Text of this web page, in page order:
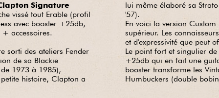
Signature
vissé tout Erable (profil
avec booster +25db,
+ accessoires.
sorti des ateliers Fender
de sa Blackie
1973 à 1985),
histoire, Clapton a
lui même élaboré sa
'57).
En voici la version
supérieur. Les
et d'expressivité que peut
Le point fort et singulier
+25db qui en fait une
booster transforme les
Humbuckers (double